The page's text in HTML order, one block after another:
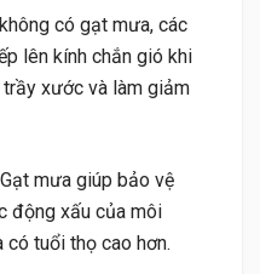
có gạt mưa, các
lên kính chắn gió khi
xước và làm giảm
Gạt mưa giúp bảo vệ
động xấu của môi
có tuổi thọ cao hơn.